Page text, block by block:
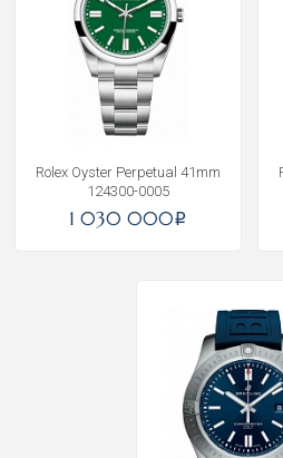
Rolex Oyster Perpetual 41mm
124300-0005
1 030 000i
Получать